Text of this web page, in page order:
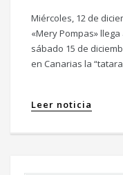
Miércoles, 12 de
«Mery Pompas»
sábado 15 de
en Canarias la
Leer noticia